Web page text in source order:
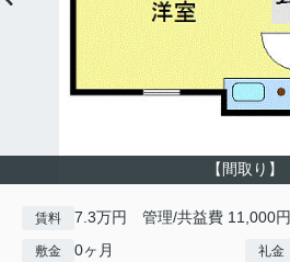
【間取り】
賃料 7.3万円 管理/共益費 11,000円
敷金 0ヶ月 礼金